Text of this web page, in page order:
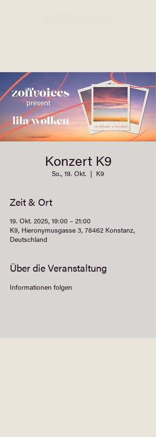
Konzert K9
So., 19. Okt.
  |
K9
Zeit & Ort
19. Okt. 2025, 19:00 – 21:00
K9, Hieronymusgasse 3, 78462 Konstanz,
Deutschland
Über die Veranstaltung
Informationen folgen